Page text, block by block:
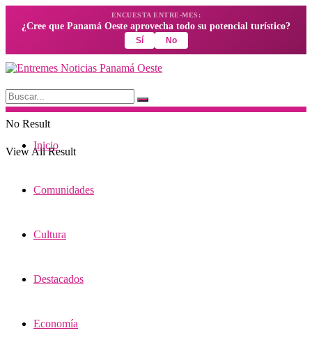
ENCUESTA ENTRE-MES:
¿Cree que Panamá Oeste aprovecha todo su potencial turístico?
Sí No
No Result
View All Result
Inicio
Comunidades
Cultura
Destacados
Economía